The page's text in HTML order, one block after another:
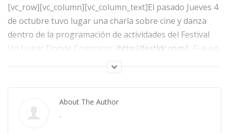
Atrévete a crear en 2019
[vc_row][vc_column][vc_column_text]El pasado Jueves 4
de octubre tuvo lugar una charla sobre cine y danza
dentro de la programación de actividades del Festival
Un Lugar Donde Compartir (http://festldc.com/). Fue en
La Quinta de Mahler, un enclave donde siempre me
siento como en casa, presentado por Blanca Cardona.
Moderaba el actor Emilio Linder (presentador durante
varios años del programa De Película) y participamos la
admirada directora Arantxa Aguirre (Dancing
About The Author
-